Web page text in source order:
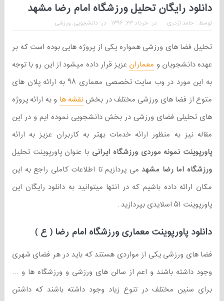
دانلود رایگان تحلیل ورزشگاه امام رضا مشهد
توسط : حامد اژدری در: خرداد ۲۳, ۱۳۹۶ در: دانشجویی, ورزشی
تحلیل فضا های ورزشی همواره یکی از پروژه هایی بوده است که بر
عهده دانشجویان و معماران عزیز قرار داده میشود از این رو با توجه
به این مورد در وب سایت تخصصی معماری ۹۸ به ارائه پلان های
متوع از فضا های ورزشی مختلف در بخشنقشه ها و به ارائه پروژه
های تحلیلی فضای ورزشی در بخش دانشجویی نموده ایم و در این
مقاله نیز به منظور ارائه خدمات بهتر به کاربران عزیز به ارائه
پاورپوینت نمونه موردی ورزشگاه ایرانی با عنوان پاورپوینت تحلیل
ورزشگاه اما رضا مشهدمی پردازیم تا اطلاعات کاملی راجع به این
مکان ارائه داده باشیم که در انتها میتوانید به دانلود رایگان این
پاورپوینت ۵۱ اسلایدی بپردازید .
دانلود پاورپوینت معماری ورزشگاه امام رضا ( ع )
فضا های ورزشی یکی از مواردی هستند که باید در هر فضای شهری
وجود داشته باشند و اعم از سالن های ورزشی و ورزشگاه ها و …
برای سنین مختلف در تنوع زیاد وجود داشته باشند که داشتن